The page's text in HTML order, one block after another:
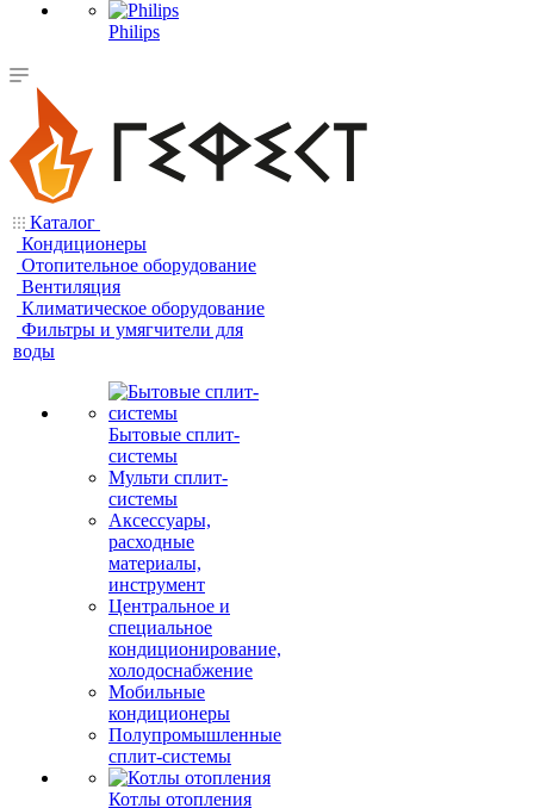
Philips
Каталог
Кондиционеры
Отопительное оборудование
Вентиляция
Климатическое оборудование
Фильтры и умягчители для
воды
Бытовые сплит-
системы
Мульти сплит-
системы
Аксессуары,
расходные
материалы,
инструмент
Центральное и
специальное
кондиционирование,
холодоснабжение
Мобильные
кондиционеры
Полупромышленные
сплит-системы
Котлы отопления